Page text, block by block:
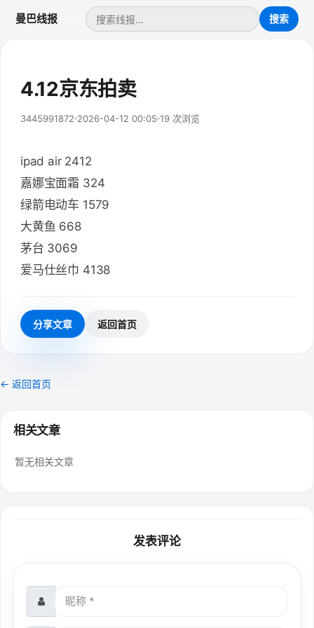
曼巴线报
4.12京东拍卖
3445991872 2026-04-12 00:05 19 次浏览
ipad air 2412
嘉娜宝面霜 324
绿箭电动车 1579
大黄鱼 668
茅台 3069
爱马仕丝巾 4138
分享文章 返回首页
← 返回首页
相关文章
暂无相关文章
发表评论